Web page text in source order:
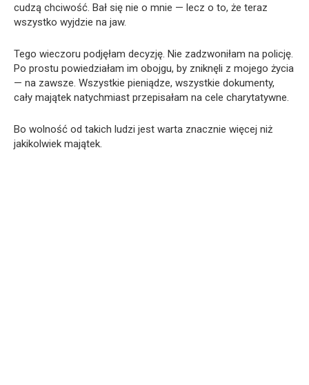
cudzą chciwość. Bał się nie o mnie — lecz o to, że teraz
wszystko wyjdzie na jaw.
Tego wieczoru podjęłam decyzję. Nie zadzwoniłam na policję.
Po prostu powiedziałam im obojgu, by zniknęli z mojego życia
— na zawsze. Wszystkie pieniądze, wszystkie dokumenty,
cały majątek natychmiast przepisałam na cele charytatywne.
Bo wolność od takich ludzi jest warta znacznie więcej niż
jakikolwiek majątek.